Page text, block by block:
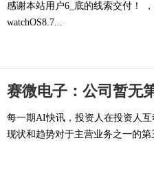
感谢本站用户6_底的线索交付！
watchOS8.7...
赛微电子：公司暂无
每一期AI快讯，投资人在投资人
现状和趋势对于主营业务之一的